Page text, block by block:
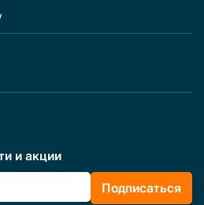
и акции
Подписаться